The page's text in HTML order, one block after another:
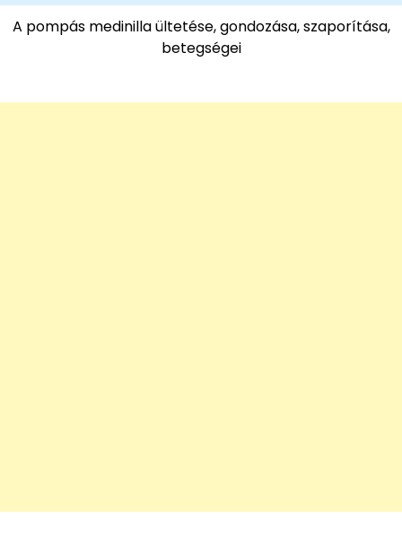
A pompás medinilla ültetése, gondozása, szaporítása,
betegségei